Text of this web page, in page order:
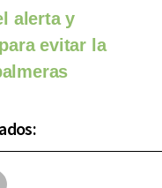
alerta y
evitar la